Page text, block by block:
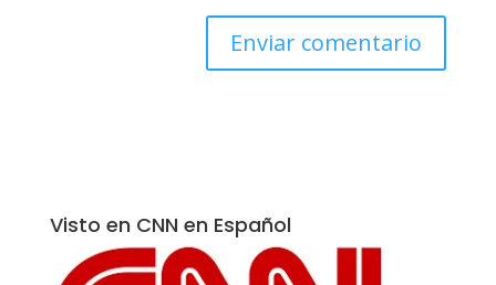
Visto en CNN en Español